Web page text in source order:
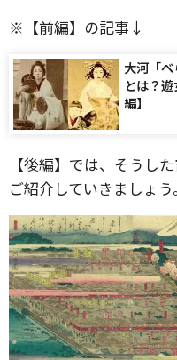
※【前編】の記事↓
大河「
とは？
編】
【後編】では、そうした
ご紹介していきましょう。